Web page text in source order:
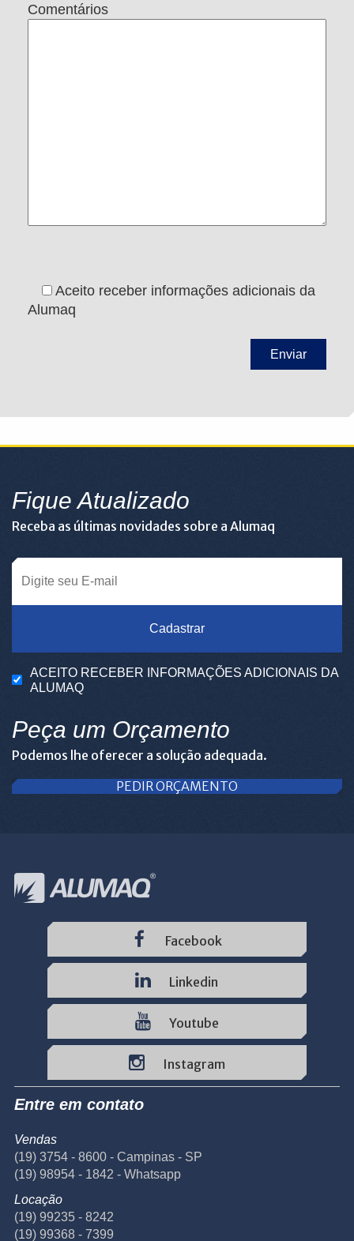
Comentários
Aceito receber informações adicionais da
Alumaq
Fique Atualizado
Receba as últimas novidades sobre a Alumaq
Cadastrar
ACEITO RECEBER INFORMAÇÕES ADICIONAIS DA
ALUMAQ
Peça um Orçamento
Podemos lhe oferecer a solução adequada.
PEDIR ORÇAMENTO
Facebook
Linkedin
Youtube
Instagram
Entre em contato
Vendas
(19) 3754 - 8600 - Campinas - SP
(19) 98954 - 1842 - Whatsapp
Locação
(19) 99235 - 8242
(19) 99368 - 7399